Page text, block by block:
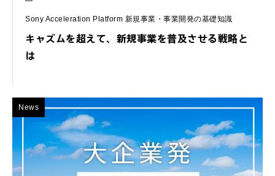
Sony Acceleration Platform 新規事業・事業開発の基礎知識
キャズムを超えて、新規事業を普及させる戦略と
は
News